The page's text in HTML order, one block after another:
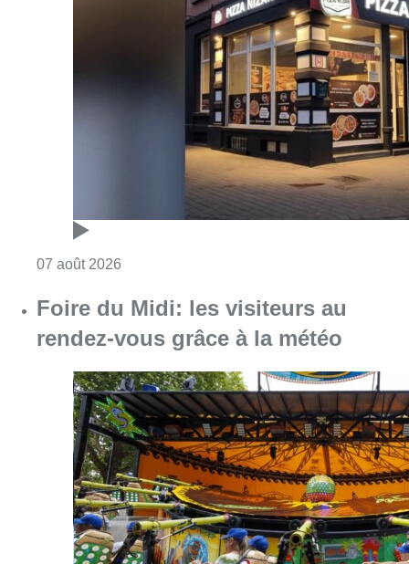
Consulter l'article "Pizza Nizar: un coup de
Foire du Midi: les visiteurs au
rendez-vous grâce à la météo
07 août 2026Consulter l'article "Foire du Midi: les
Partager l'article
Facebook
TwitterWhatsApp
Share